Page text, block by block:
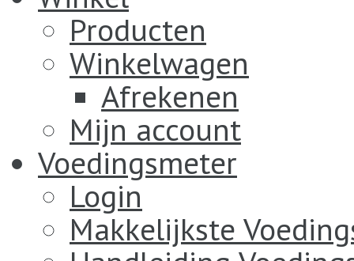
Producten
Winkelwagen
Afrekenen
Mijn account
Voedingsmeter
Login
Makkelijkste